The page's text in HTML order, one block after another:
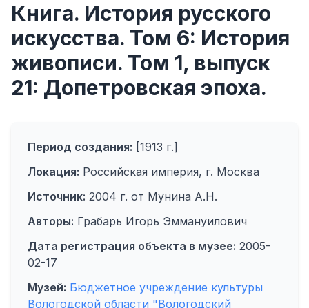
Книга. История русского
искусства. Том 6: История
живописи. Том 1, выпуск
21: Допетровская эпоха.
Период создания: [1913 г.]
Локация: Российская империя, г. Москва
Источник: 2004 г. от Мунина А.Н.
Авторы: Грабарь Игорь Эммануилович
Дата регистрация объекта в музее: 2005-
02-17
Музей: Бюджетное учреждение культуры
Вологодской области "Вологодский